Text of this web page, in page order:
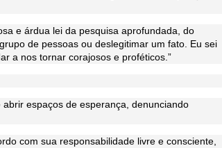
e árdua lei da pesquisa aprofundada, do
de pessoas ou deslegitimar um fato. Eu sei
a nos tornar corajosos e proféticos.”
espaços de esperança, denunciando
com sua responsabilidade livre e consciente,